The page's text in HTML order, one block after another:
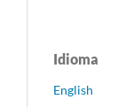
Idioma
English